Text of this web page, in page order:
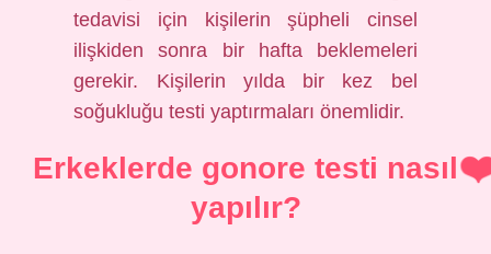
tedavisi için kişilerin şüpheli cinsel
ilişkiden sonra bir hafta beklemeleri
gerekir. Kişilerin yılda bir kez bel
soğukluğu testi yaptırmaları önemlidir.
Erkeklerde gonore testi nasıl
yapılır?